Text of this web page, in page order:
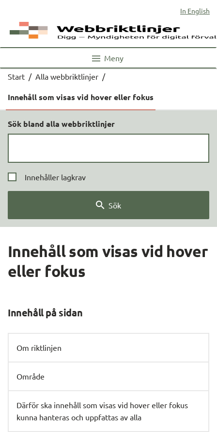
In English
Meny
Start / Alla webbriktlinjer /
Innehåll som visas vid hover eller fokus
Sök bland alla webbriktlinjer
Innehåller lagkrav
Sök
Innehåll som visas vid hover
eller fokus
Innehåll på sidan
Om riktlinjen
Område
Därför ska innehåll som visas vid hover eller fokus
kunna hanteras och uppfattas av alla